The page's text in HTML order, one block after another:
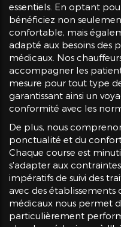
essentiels. En optant
bénéficiez non
confortable, mais
adapté aux besoins des
médicaux. Nos
accompagner les
mesure pour tout type
garantissant ainsi un
conformité avec les
De plus, nous
ponctualité et du confort
Chaque course est
s'adapter aux
impératifs de suivi des
avec des établissements
médicaux nous permet
particulièrement